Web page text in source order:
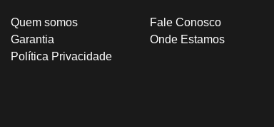
Quem somos
Garantia
Política Privacidade
Fale Conosco
Onde Estamos